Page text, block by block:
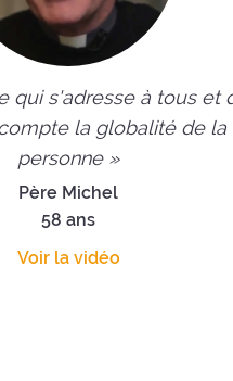
qui s'adresse à tous et
la globalité de la
personne »
Père Michel
58 ans
Voir la vidéo